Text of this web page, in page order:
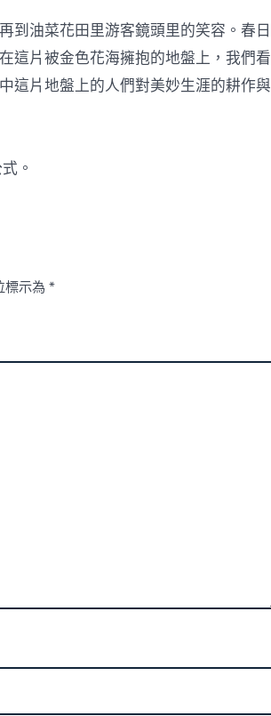
到油菜花田里游客鏡頭里的笑容。春日
這片被金色花海擁抱的地盤上，我們看
這片地盤上的人們對美妙生涯的耕作與
。
標示為 *